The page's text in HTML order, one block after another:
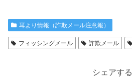
耳より情報（詐欺メール注意報）
フィッシングメール 詐欺メール
シェアする